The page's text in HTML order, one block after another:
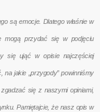
są emocje. Dlatego właśnie w
mogą przydać się w podjęciu
się ująć w opisie najczęściej
na jakie „przygody” powinniśmy
się z naszymi opiniami,
Pamiętajcie, że nasz opis w